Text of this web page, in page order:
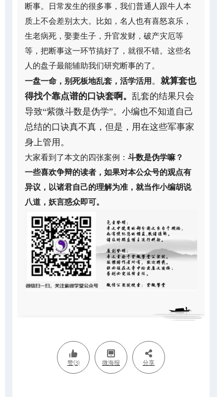
断事。日常发生的很多事，我们普通人跟牛人本
质上不会差别太大。比如，名人也有喜怒哀乐，
生老病死，娶妻生子，升官发财，破产灾厄等
等，把断事这一环节搞好了，就很不错。这些名
人的盘子最能辅助我们研究断事的了。
一盘一命，别死板地乱套，活学活用 。 就算套也
得找个靠点谱的口诀套啊。 乱套的结果只会
导致“紫微斗数是伪学”。小编也不知道自己
总结的口诀真不真，但是，用在这些军事家
身上管用。
大家看到了本文的四张案例： 斗数是伪学嘛？
一些喜欢争辩的读者，如果对本公众号的观点有
异议，以诸君自己的理解为准，就当作小编胡说
八道，妖言惑众即可。
赞(3) 微海报 分享